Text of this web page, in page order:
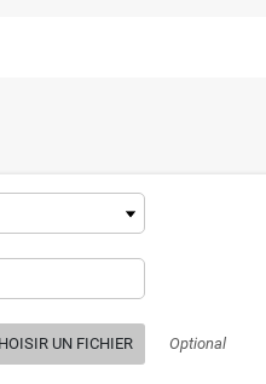
UN FICHIER Optional